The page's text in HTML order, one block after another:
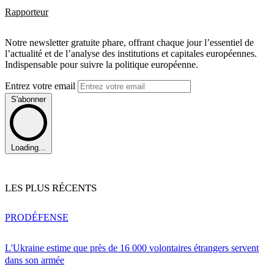
Rapporteur
Notre newsletter gratuite phare, offrant chaque jour l’essentiel de
l’actualité et de l’analyse des institutions et capitales européennes.
Indispensable pour suivre la politique européenne.
Entrez votre email
S'abonner
Loading...
LES PLUS RÉCENTS
L'Ukraine estime que près de 16 000 volontaires étrangers servent
dans son armée
PRODÉFENSE